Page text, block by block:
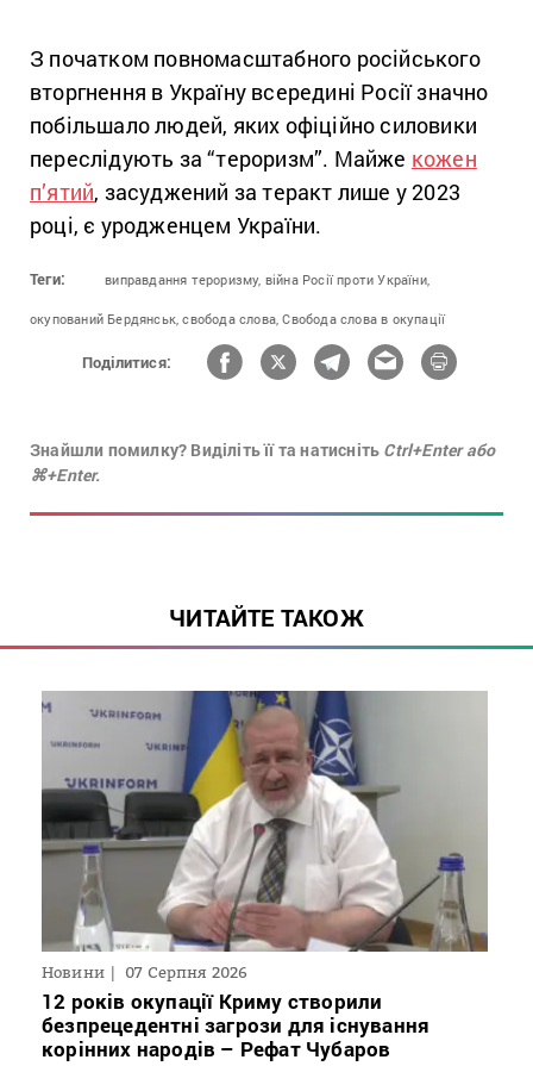
З початком повномасштабного російського
вторгнення в Україну всередині Росії значно
побільшало людей, яких офіційно силовики
переслідують за “тероризм”. Майже кожен
п’ятий, засуджений за теракт лише у 2023
році, є уродженцем України.
Теги: виправдання тероризму, війна Росії проти України,
окупований Бердянськ, свобода слова, Свобода слова в окупації
Поділитися:
Знайшли помилку? Виділіть її та натисніть Ctrl+Enter або
⌘+Enter.
ЧИТАЙТЕ ТАКОЖ
Новини 07 Серпня 2026
12 років окупації Криму створили
безпрецедентні загрози для існування
корінних народів – Рефат Чубаров